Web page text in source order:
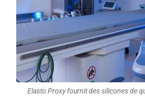
Elasto Proxy fournit des silicones de